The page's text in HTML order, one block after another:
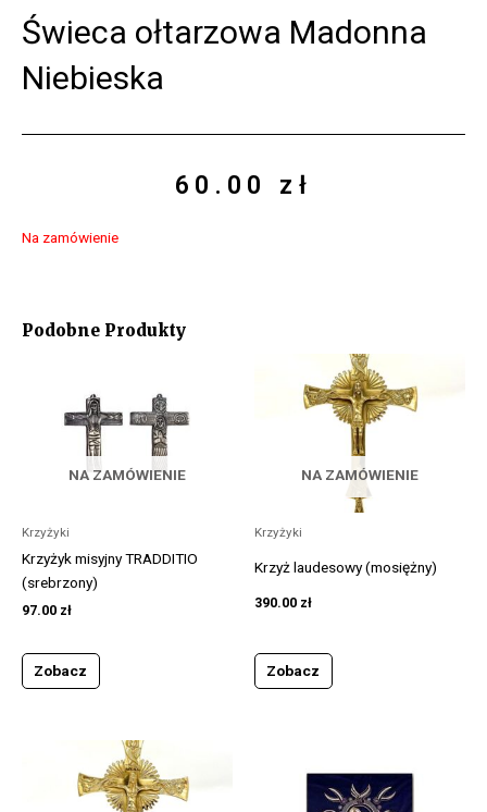
Świeca ołtarzowa Madonna
Niebieska
60.00 zł
Na zamówienie
Podobne Produkty
NA ZAMÓWIENIE
Krzyżyki
Krzyżyk misyjny TRADDITIO
(srebrzony)
97.00 zł
Zobacz
NA ZAMÓWIENIE
Krzyżyki
Krzyż laudesowy (mosiężny)
390.00 zł
Zobacz